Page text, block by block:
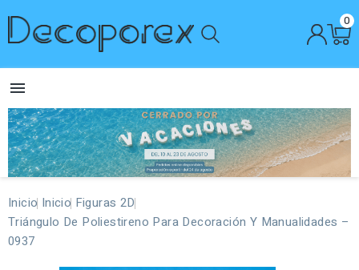
0

Inicio Inicio Figuras 2D
Triángulo De Poliestireno Para Decoración Y Manualidades –
0937